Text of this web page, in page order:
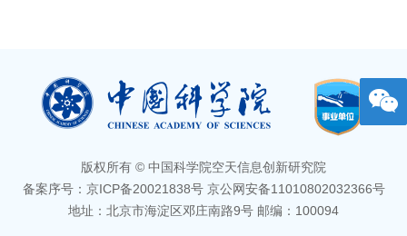
版权所有 © 中国科学院空天信息创新研究院
备案序号：京ICP备20021838号 京公网安备11010802032366号
地址：北京市海淀区邓庄南路9号 邮编：100094